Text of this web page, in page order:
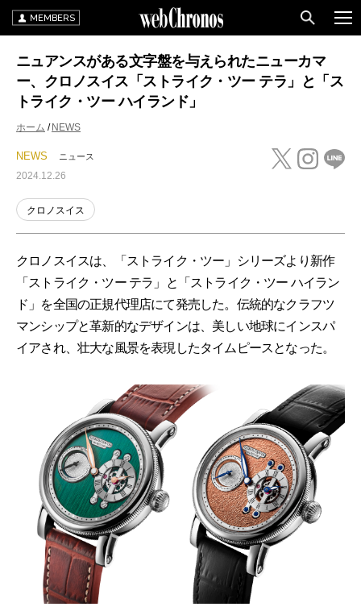
MEMBERS
ニュアンスがある文字盤を与えられたニューカマ
ー、クロノスイス「ストライク・ツー テラ」と「ス
トライク・ツー ハイランド」
ホーム NEWS
NEWS ニュース
2024.12.26
クロノスイス
クロノスイスは、「ストライク・ツー」シリーズより新作
「ストライク・ツー テラ」と「ストライク・ツー ハイラン
ド」を全国の正規代理店にて発売した。伝統的なクラフツ
マンシップと革新的なデザインは、美しい地球にインスパ
イアされ、壮大な風景を表現したタイムピースとなった。